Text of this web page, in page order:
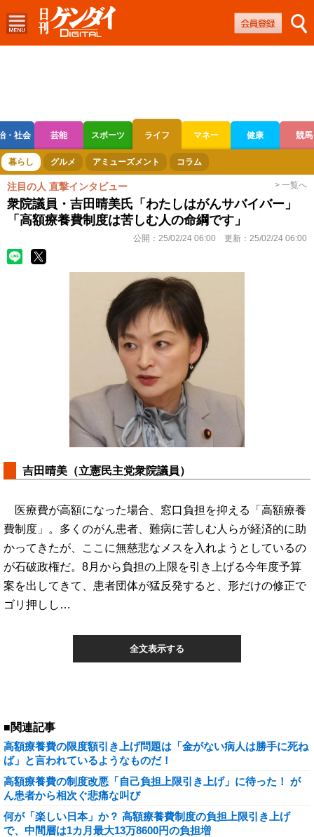
・社会 芸能 スポーツ ライフ マネー 健康 競馬
ボートレース 競輪 オートレース
暮らし グルメ アミューズメント コラム
注目の人 直撃インタビュー > 一覧へ
衆院議員・吉田晴美氏「わたしはがんサバイバー」
「高額療養費制度は苦しむ人の命綱です」
公開： 25/02/24 06:00 更新： 25/02/24 06:00
吉田晴美（立憲民主党衆院議員）
医療費が高額になった場合、窓口負担を抑える「高額療養
費制度」。多くのがん患者、難病に苦しむ人らが経済的に助
かってきたが、ここに無慈悲なメスを入れようとしているの
が石破政権だ。8月から負担の上限を引き上げる今年度予算
案を出してきて、患者団体が猛反発すると、形だけの修正で
ゴリ押しし…
全文表示する
■関連記事
高額療養費の限度額引き上げ問題は「金がない病人は勝手に死ね
ば」と言われているようなものだ！
高額療養費の制度改悪「自己負担上限引き上げ」に待った！ が
ん患者から相次ぐ悲痛な叫び
何が「楽しい日本」か？ 高額療養費制度の負担上限引き上げ
で、中間層は1カ月最大13万8600円の負担増